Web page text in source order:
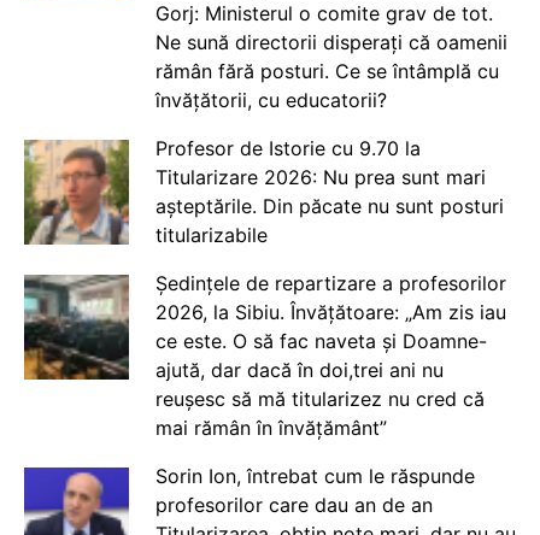
Gorj: Ministerul o comite grav de tot.
Ne sună directorii disperați că oamenii
rămân fără posturi. Ce se întâmplă cu
învățătorii, cu educatorii?
Profesor de Istorie cu 9.70 la
Titularizare 2026: Nu prea sunt mari
așteptările. Din păcate nu sunt posturi
titularizabile
Ședințele de repartizare a profesorilor
2026, la Sibiu. Învățătoare: „Am zis iau
ce este. O să fac naveta și Doamne-
ajută, dar dacă în doi,trei ani nu
reușesc să mă titularizez nu cred că
mai rămân în învățământ”
Sorin Ion, întrebat cum le răspunde
profesorilor care dau an de an